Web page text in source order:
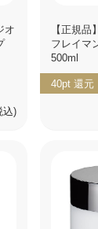
オ
込)
【正規
フレイマ
500ml
40pt 還元